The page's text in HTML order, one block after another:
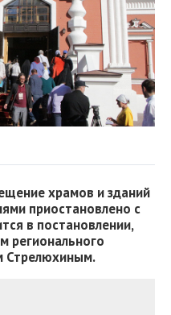
храмов и зданий
приостановлено с
в постановлении,
регионального
Стрелюхиным.